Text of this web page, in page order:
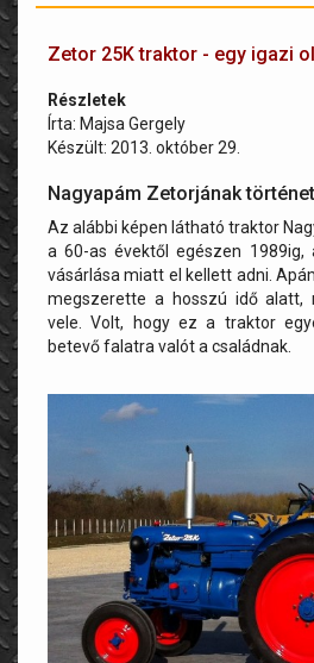
Zetor 25K traktor - egy igazi
Részletek
Írta: Majsa Gergely
Készült: 2013. október 29.
Nagyapám Zetorjának
Az alábbi képen látható traktor
a 60-as évektől egészen 1989ig,
vásárlása miatt el kellett adni.
megszerette a hosszú idő alatt,
vele. Volt, hogy ez a traktor
betevő falatra valót a családnak.